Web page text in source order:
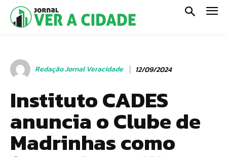
Redação Jornal Veracidade 12/09/2024
Instituto CADES
anuncia o Clube de
Madrinhas como